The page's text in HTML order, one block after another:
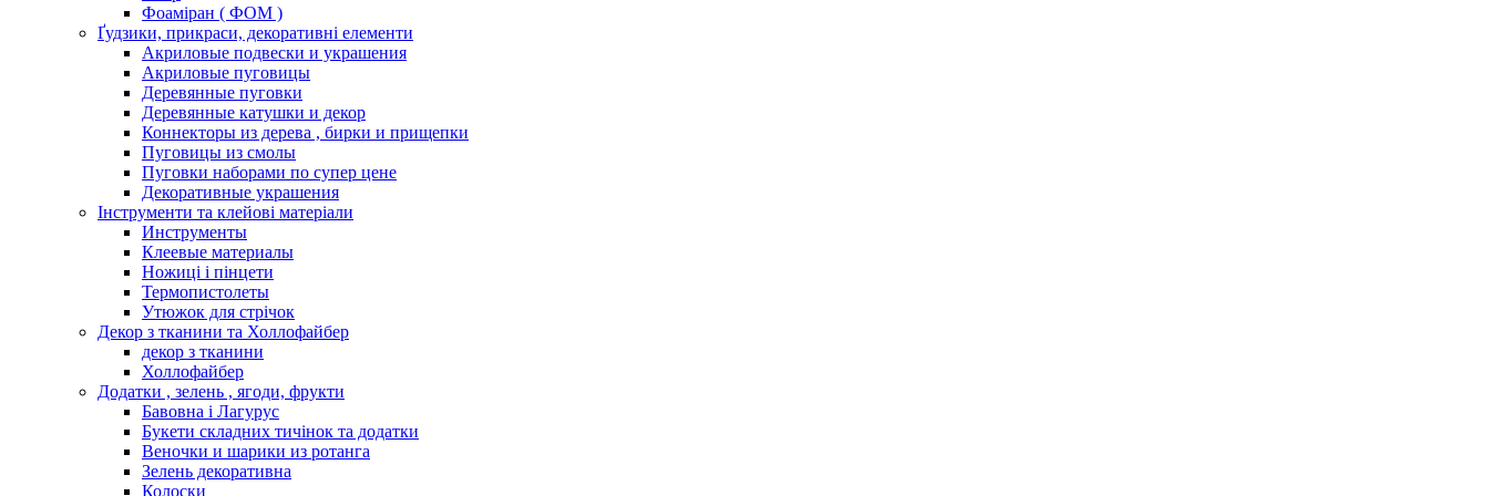
Фоаміран ( ФОМ )
Ґудзики, прикраси, декоративні елементи
Акриловые подвески и украшения
Акриловые пуговицы
Деревянные пуговки
Деревянные катушки и декор
Коннекторы из дерева , бирки и прищепки
Пуговицы из смолы
Пуговки наборами по супер цене
Декоративные украшения
Інструменти та клейові матеріали
Инструменты
Клеевые материалы
Ножиці і пінцети
Термопистолеты
Утюжок для стрічок
Декор з тканини та Холлофайбер
декор з тканини
Холлофайбер
Додатки , зелень , ягоди, фрукти
Бавовна і Лагурус
Букети складних тичінок та додатки
Веночки и шарики из ротанга
Зелень декоративна
Колоски